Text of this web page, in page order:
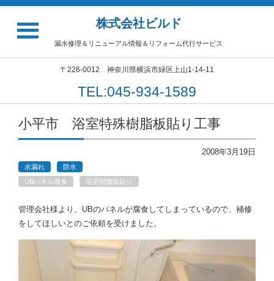
株式会社ビルド
漏水修理＆リニューアル情報＆リフォーム代行サービス
〒226-0012 神奈川県横浜市緑区上山1-14-11
TEL:045-934-1589
小平市 浴室特殊樹脂板貼り工事
2008年3月19日
水漏れ
防水
UBパネル腐食
浴室樹脂板貼り
管理会社様より、UBのパネルが腐食してしまっているので、補修
をしてほしいとのご依頼を受けました。